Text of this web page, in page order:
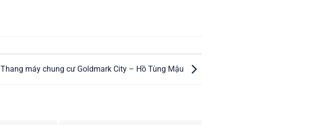
Thang máy chung cư Goldmark City – Hồ Tùng Mậu